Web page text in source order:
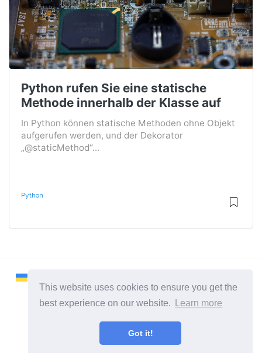
This website uses cookies to ensure you get the
best experience on our website.
Learn more
Got it!
Python rufen Sie eine statische
Methode innerhalb der Klasse auf
In Python können statische Methoden ohne Objekt
aufgerufen werden, und der Dekorator
„@staticMethod“...
Python
2026 ©Remontcompa
Alle Kategorien